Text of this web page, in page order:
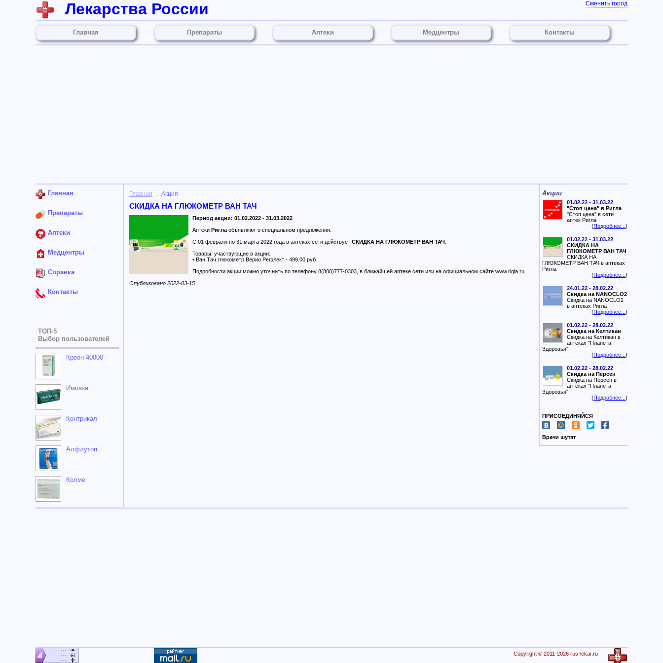
Лекарства России Сменить город
Главная Препараты Аптеки Медцентры Контакты
Главная
Препараты
Аптеки
Медцентры
Справка
Контакты
ТОП-5
Выбор пользователей
Креон 40000
Импаза
Контрикал
Алфлутоп
Колме
Акции
01.02.22 - 31.03.22
"Стоп цена" в Ригла
"Стоп цена" в сети
аптек Ригла
(Подробнее... )
01.02.22 - 31.03.22
СКИДКА НА
ГЛЮКОМЕТР ВАН ТАЧ
СКИДКА НА
ГЛЮКОМЕТР ВАН ТАЧ в аптеках
Ригла
(Подробнее... )
24.01.22 - 28.02.22
Скидка на NANOCLO2
Скидка на NANOCLO2
в аптеках Ригла
(Подробнее... )
01.02.22 - 28.02.22
Скидка на Келтикан
Скидка на Келтикан в
аптеках "Планета
Здоровья"
(Подробнее... )
01.02.22 - 28.02.22
Скидка на Персен
Скидка на Персен в
аптеках "Планета
Здоровья"
(Подробнее... )
ПРИСОЕДИНЯЙСЯ
Врачи шутят
Главная → Акция
СКИДКА НА ГЛЮКОМЕТР ВАН ТАЧ
Период акции: 01.02.2022 - 31.03.2022
Аптеки Ригла объявляют о специальном предложении.
C 01 февраля по 31 марта 2022 года в аптеках сети действует СКИДКА НА ГЛЮКОМЕТР ВАН ТАЧ
Товары, участвующие в акции:
• Ван Тач глюкометр Верио Рефлект - 499.00 руб
Подробности акции можно уточнить по телефону 8(800)777-0303, в ближайшей аптеке сети или на официальном сайте www.rigla.ru
Опубликовано 2022-03-15
Copyright © 2011-2026 rus-lekar.ru